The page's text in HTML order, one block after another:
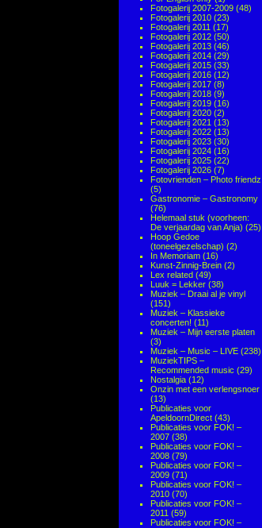
Fotogalerij 2007-2009 (48)
Fotogalerij 2010 (23)
Fotogalerij 2011 (17)
Fotogalerij 2012 (50)
Fotogalerij 2013 (46)
Fotogalerij 2014 (29)
Fotogalerij 2015 (33)
Fotogalerij 2016 (12)
Fotogalerij 2017 (8)
Fotogalerij 2018 (9)
Fotogalerij 2019 (16)
Fotogalerij 2020 (2)
Fotogalerij 2021 (13)
Fotogalerij 2022 (13)
Fotogalerij 2023 (30)
Fotogalerij 2024 (16)
Fotogalerij 2025 (22)
Fotogalerij 2026 (7)
Fotovrienden – Photo friendz
(5)
Gastronomie – Gastronomy
(76)
Helemaal stuk (voorheen:
De verjaardag van Anja) (25)
Hoop Gedoe
(toneelgezelschap) (2)
In Memoriam (16)
Kunst-Zinnig-Brein (2)
Lex related (49)
Luuk = Lekker (38)
Muziek – Draai al je vinyl
(151)
Muziek – Klassieke
concerten! (11)
Muziek – Mijn eerste platen
(3)
Muziek – Music – LIVE (238)
MuziekTIPS –
Recommended music (29)
Nostalgia (12)
Onzin met een verlengsnoer
(13)
Publicaties voor
ApeldoornDirect (43)
Publicaties voor FOK! –
2007 (38)
Publicaties voor FOK! –
2008 (79)
Publicaties voor FOK! –
2009 (71)
Publicaties voor FOK! –
2010 (70)
Publicaties voor FOK! –
2011 (59)
Publicaties voor FOK! –